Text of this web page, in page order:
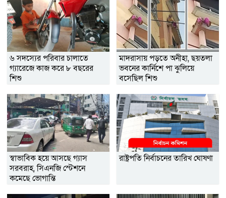
৬ সদস্যের পরিবার চালাতে
গ্যারেজে কাজ করে ৮ বছরের
শিশু
মাদরাসায় পড়তে অনীহা, ছয়তলা
ভবনের কার্নিশে পা ঝুলিয়ে
বসেছিল শিশু
স্বাভাবিক হয়ে আসছে গ্যাস
সরবরাহ, সিএনজি স্টেশনে
কমেছে ভোগান্তি
রাষ্ট্রপতি নির্বাচনের তারিখ ঘোষণা